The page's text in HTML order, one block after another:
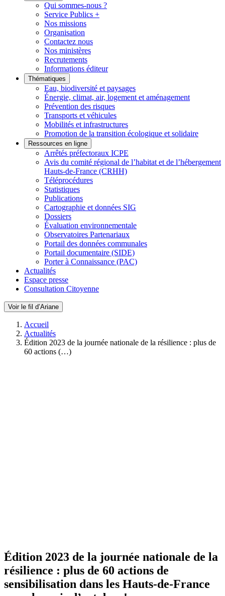
Qui sommes-nous ?
Service Publics +
Nos missions
Organisation
Contactez nous
Nos ministères
Recrutements
Informations éditeur
Thématiques
Eau, biodiversité et paysages
Énergie, climat, air, logement et aménagement
Prévention des risques
Transports et véhicules
Mobilités et infrastructures
Promotion de la transition écologique et solidaire
Ressources en ligne
Arrêtés préfectoraux ICPE
Avis du comité régional de l’habitat et de l’hébergement
Hauts-de-France (CRHH)
Téléprocédures
Statistiques
Publications
Cartographie et données SIG
Dossiers
Évaluation environnementale
Observatoires Partenariaux
Portail des données communales
Portail documentaire (SIDE)
Porter à Connaissance (PAC)
Actualités
Espace presse
Consultation Citoyenne
Voir le fil d’Ariane
Accueil
Actualités
Édition 2023 de la journée nationale de la résilience : plus de
60 actions (…)
Édition 2023 de la journée nationale de la
résilience : plus de 60 actions de
sensibilisation dans les Hauts-de-France